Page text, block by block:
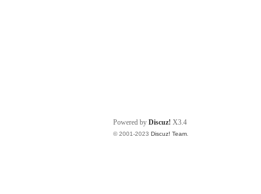
Powered by Discuz! X3.4
© 2001-2023 Discuz! Team